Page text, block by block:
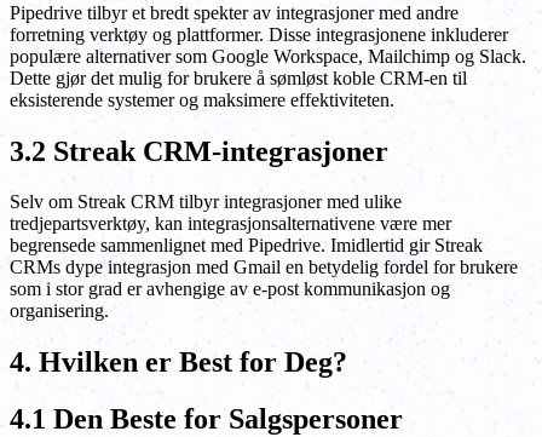
Pipedrive tilbyr et bredt spekter av integrasjoner med andre
forretning verktøy og plattformer. Disse integrasjonene inkluderer
populære alternativer som Google Workspace, Mailchimp og Slack.
Dette gjør det mulig for brukere å sømløst koble CRM-en til
eksisterende systemer og maksimere effektiviteten.
3.2 Streak CRM-integrasjoner
Selv om Streak CRM tilbyr integrasjoner med ulike
tredjepartsverktøy, kan integrasjonsalternativene være mer
begrensede sammenlignet med Pipedrive. Imidlertid gir Streak
CRMs dype integrasjon med Gmail en betydelig fordel for brukere
som i stor grad er avhengige av e-post kommunikasjon og
organisering.
4. Hvilken er Best for Deg?
4.1 Den Beste for Salgspersoner